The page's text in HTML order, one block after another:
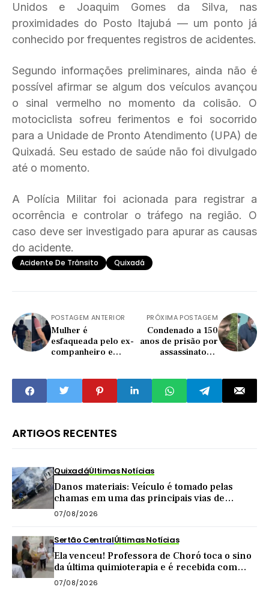
Unidos e Joaquim Gomes da Silva, nas
proximidades do Posto Itajubá — um ponto já
conhecido por frequentes registros de acidentes.
Segundo informações preliminares, ainda não é
possível afirmar se algum dos veículos avançou
o sinal vermelho no momento da colisão. O
motociclista sofreu ferimentos e foi socorrido
para a Unidade de Pronto Atendimento (UPA) de
Quixadá. Seu estado de saúde não foi divulgado
até o momento.
A Polícia Militar foi acionada para registrar a
ocorrência e controlar o tráfego na região. O
caso deve ser investigado para apurar as causas
do acidente.
Acidente De Trânsito Quixadá
POSTAGEM ANTERIOR
Mulher é
esfaqueada pelo ex-
companheiro e
PRÓXIMA POSTAGEM
Condenado a 150
anos de prisão por
assassinatos e
regime semiaberto
ARTIGOS RECENTES
QuixadáÚltimas Notícias
Danos materiais: Veículo é tomado pelas
chamas em uma das principais vias de
Quixadá
07/08/2026
Sertão CentralÚltimas Notícias
Ela venceu! Professora de Choró toca o sino
da última quimioterapia e é recebida com
carreata
07/08/2026